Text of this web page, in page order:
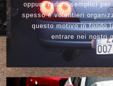
oppure raduni semplici
spesso e volentieri
questo motivo in fondo
entrare nei nostri